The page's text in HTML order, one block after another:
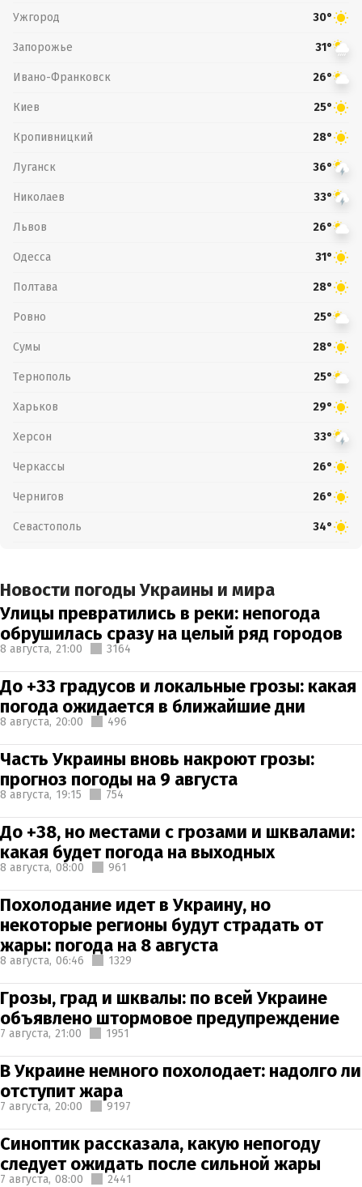
Ужгород 30°
Запорожье 31°
Ивано-Франковск 26°
Киев 25°
Кропивницкий 28°
Луганск 36°
Николаев 33°
Львов 26°
Одесса 31°
Полтава 28°
Ровно 25°
Сумы 28°
Тернополь 25°
Харьков 29°
Херсон 33°
Черкассы 26°
Чернигов 26°
Севастополь 34°
Новости погоды Украины и мира
Улицы превратились в реки: непогода
обрушилась сразу на целый ряд городов
8 августа, 21:00 3164
До +33 градусов и локальные грозы: какая
погода ожидается в ближайшие дни
8 августа, 20:00 496
Часть Украины вновь накроют грозы:
прогноз погоды на 9 августа
8 августа, 19:15 754
До +38, но местами с грозами и шквалами:
какая будет погода на выходных
8 августа, 08:00 961
Похолодание идет в Украину, но
некоторые регионы будут страдать от
жары: погода на 8 августа
8 августа, 06:46 1329
Грозы, град и шквалы: по всей Украине
объявлено штормовое предупреждение
7 августа, 21:00 1951
В Украине немного похолодает: надолго ли
отступит жара
7 августа, 20:00 9197
Синоптик рассказала, какую непогоду
следует ожидать после сильной жары
7 августа, 08:00 2441